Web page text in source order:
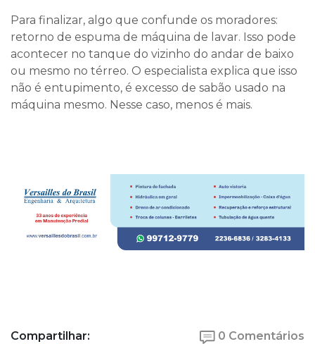
Para finalizar, algo que confunde os moradores:
retorno de espuma de máquina de lavar. Isso pode
acontecer no tanque do vizinho do andar de baixo
ou mesmo no térreo. O especialista explica que isso
não é entupimento, é excesso de sabão usado na
máquina mesmo. Nesse caso, menos é mais.
Compartilhar: 0 Comentários